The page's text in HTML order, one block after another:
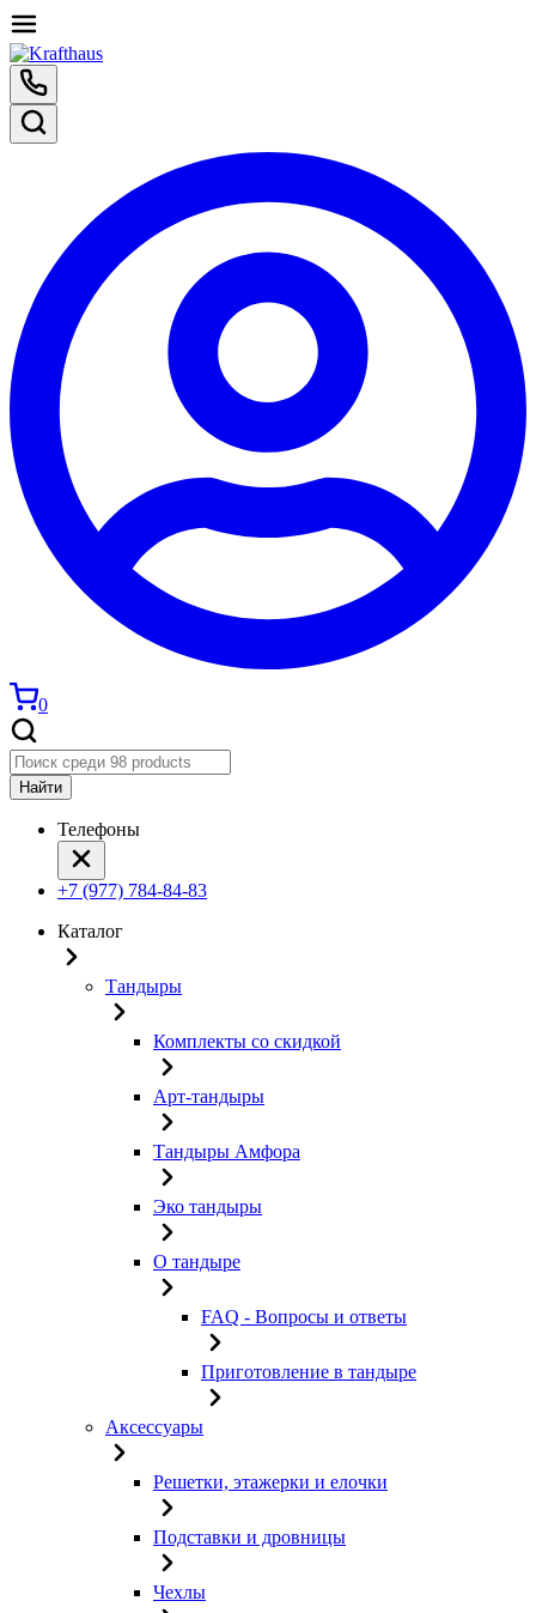
0
Найти
Телефоны
+7 (977) 784-84-83
Каталог
Тандыры
Комплекты со скидкой
Арт-тандыры
Тандыры Амфора
Эко тандыры
О тандыре
FAQ - Вопросы и ответы
Приготовление в тандыре
Аксессуары
Решетки, этажерки и елочки
Подставки и дровницы
Чехлы